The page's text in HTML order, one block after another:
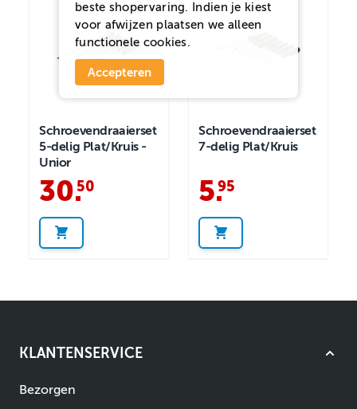
Schroevendraaierset
5-delig Plat/Kruis -
Unior
30.
50
Schroevendraaierset
7-delig Plat/Kruis
5.
95
KLANTENSERVICE
Bezorgen
beste shopervaring. Indien je kiest
voor afwijzen plaatsen we alleen
functionele cookies.
Accepteren